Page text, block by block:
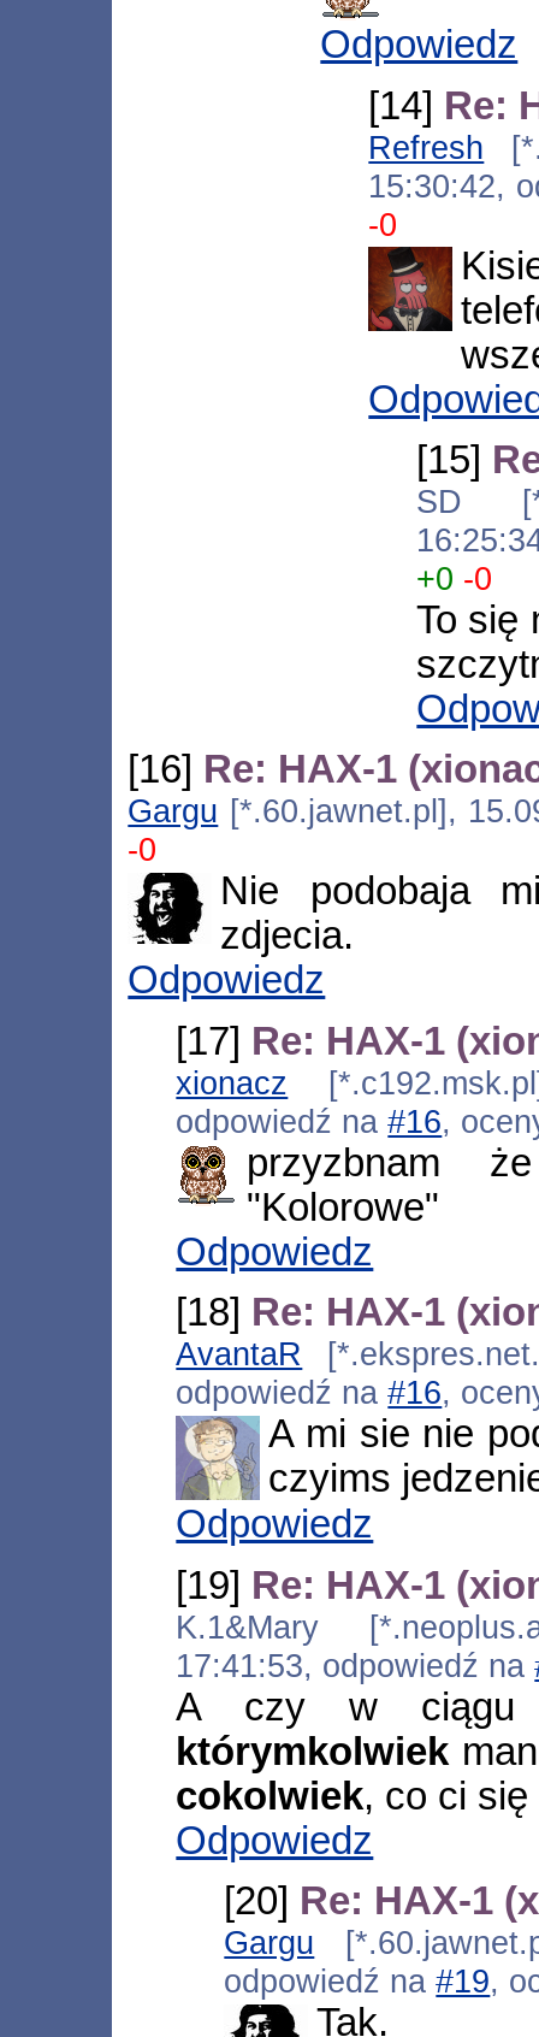
Odpowiedz
[14] Re:
Refresh
15:30:42,
-0
[15]
SD
+0 -0
To się
[16] Re: HAX-1
Gargu [*.60.jawnet.pl],
-0
Nie podobaja
zdjecia.
Odpowiedz
[17] Re: HAX-1
xionacz
odpowiedź na#16,
przyzbnam
"Kolorowe"
Odpowiedz
[18] Re: HAX-1
AvantaR
odpowiedź na#16,
A mi sie nie
czyims
Odpowiedz
[19] Re: HAX-1
K.1&Mary
17:41:53, odpowiedź na
A czy w ciągu
którymkolwiek
cokolwiek, co ci się
Odpowiedz
[20] Re: HAX-1
Gargu
odpowiedź na#19,
Tak.